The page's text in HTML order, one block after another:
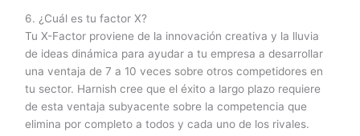
6. ¿Cuál es tu factor X?
Tu X-Factor proviene de la innovación creativa y la lluvia
de ideas dinámica para ayudar a tu empresa a desarrollar
una ventaja de 7 a 10 veces sobre otros competidores en
tu sector. Harnish cree que el éxito a largo plazo requiere
de esta ventaja subyacente sobre la competencia que
elimina por completo a todos y cada uno de los rivales.